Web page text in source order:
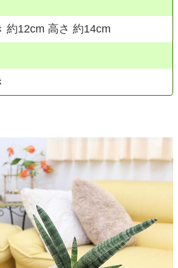
約12cm 高さ 約14cm